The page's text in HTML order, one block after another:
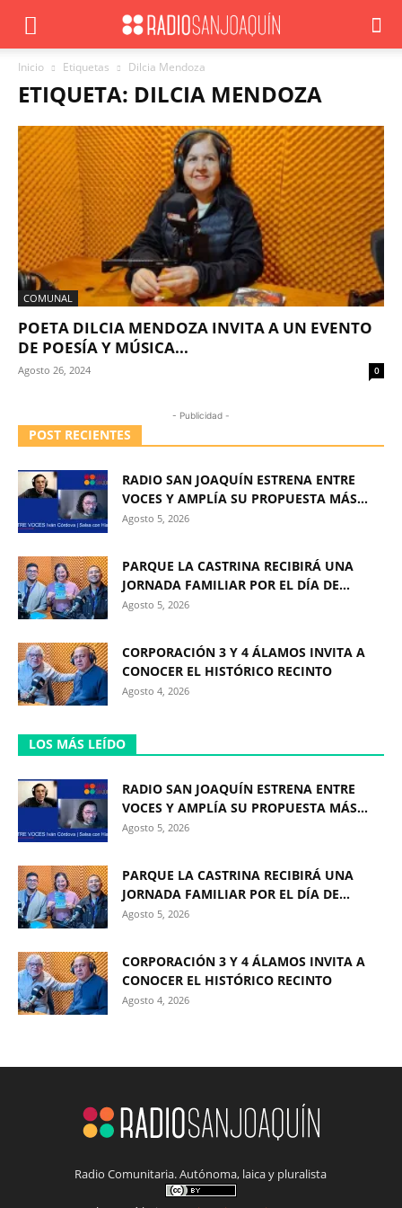
Inicio Etiquetas Dilcia Mendoza
ETIQUETA: DILCIA MENDOZA
COMUNAL
POETA DILCIA MENDOZA INVITA A UN EVENTO
DE POESÍA Y MÚSICA...
Agosto 26, 2024 0
- Publicidad -
POST RECIENTES
RADIO SAN JOAQUÍN ESTRENA ENTRE
VOCES Y AMPLÍA SU PROPUESTA MÁS...
Agosto 5, 2026
PARQUE LA CASTRINA RECIBIRÁ UNA
JORNADA FAMILIAR POR EL DÍA DE...
Agosto 5, 2026
CORPORACIÓN 3 Y 4 ÁLAMOS INVITA A
CONOCER EL HISTÓRICO RECINTO
Agosto 4, 2026
LOS MÁS LEÍDO
RADIO SAN JOAQUÍN ESTRENA ENTRE
VOCES Y AMPLÍA SU PROPUESTA MÁS...
Agosto 5, 2026
PARQUE LA CASTRINA RECIBIRÁ UNA
JORNADA FAMILIAR POR EL DÍA DE...
Agosto 5, 2026
CORPORACIÓN 3 Y 4 ÁLAMOS INVITA A
CONOCER EL HISTÓRICO RECINTO
Agosto 4, 2026
Radio Comunitaria. Autónoma, laica y pluralista